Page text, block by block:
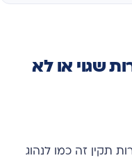
המרות שגוי או לא
תקין זה כמו לנהוג